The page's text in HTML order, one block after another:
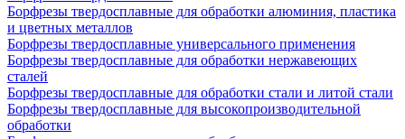
Борфрезы твердосплавные для обработки алюминия, пластика
и цветных металлов
Борфрезы твердосплавные универсального применения
Борфрезы твердосплавные для обработки нержавеющих
сталей
Борфрезы твердосплавные для обработки стали и литой стали
Борфрезы твердосплавные для высокопроизводительной
обработки